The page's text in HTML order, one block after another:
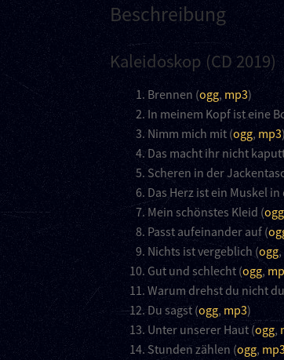
Beschreibung
Kaleidoskop (CD 2019)
Brennen (ogg,mp3)
In meinem Kopf ist eine
Nimm mich mit (ogg, mp3)
Das macht ihr nicht
Scheren in der
Das Herz ist ein Muskel
Mein schönstes Kleid (ogg
Passt aufeinander auf (
Nichts ist vergeblich (ogg,
Gut und schlecht (ogg,
Warum drehst du nicht
Du sagst (ogg, mp3)
Unter unserer Haut (ogg,
Stunden zählen (ogg, mp3